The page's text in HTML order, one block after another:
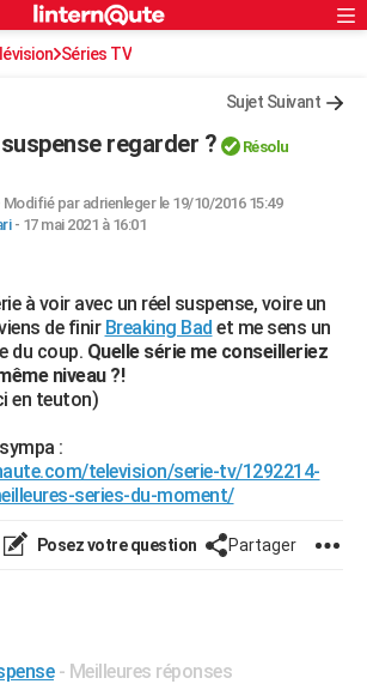
ville
S'inscrire
Connexion
Séries TV
Sujet Suivant
regarder ? Résolu
Modifié par adrienleger le 19/10/2016 15:49
- 17 mai 2021 à 16:01
à voir avec un réel suspense, voire un
de finir Breaking Bad et me sens un
du coup. Quelle série me conseilleriez
niveau ?!
en teuton)
:
television/serie-tv/1292214-
series-du-moment/
Posez votre question Partager
- Meilleures réponses